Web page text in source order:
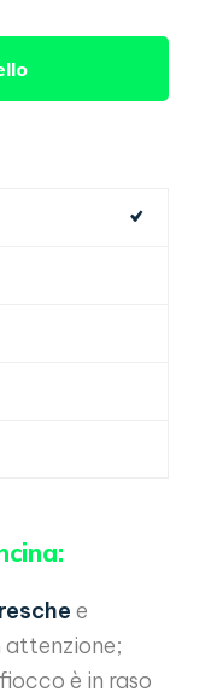
e
attenzione;
è in raso